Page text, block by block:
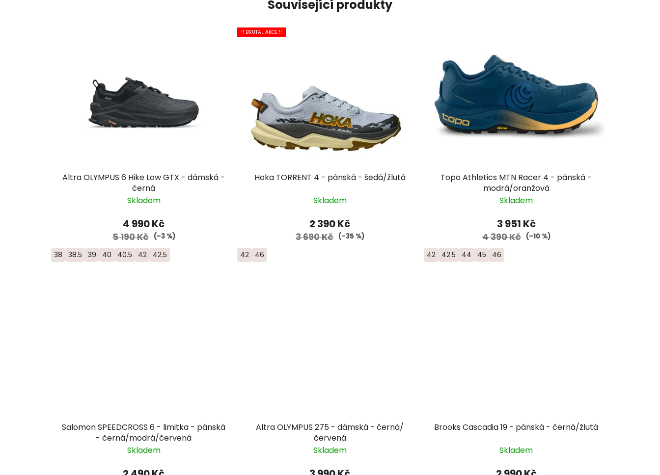
Související produkty
Altra OLYMPUS 6 Hike Low GTX - dámská -
černá
Skladem
4 990 Kč
5 190 Kč (–3 %)
38 38.5 39 40 40.5 42 42.5
!! BRUTAL AKCE !!
Hoka TORRENT 4 - pánská - šedá/žlutá
Skladem
2 390 Kč
3 690 Kč (–35 %)
42 46
Topo Athletics MTN Racer 4 - pánská -
modrá/oranžová
Skladem
3 951 Kč
4 390 Kč (–10 %)
42 42.5 44 45 46
Salomon SPEEDCROSS 6 - limitka - pánská
- černá/modrá/červená
Skladem
Altra OLYMPUS 275 - dámská - černá/
červená
Skladem
Brooks Cascadia 19 - pánská - černá/žlutá
Skladem